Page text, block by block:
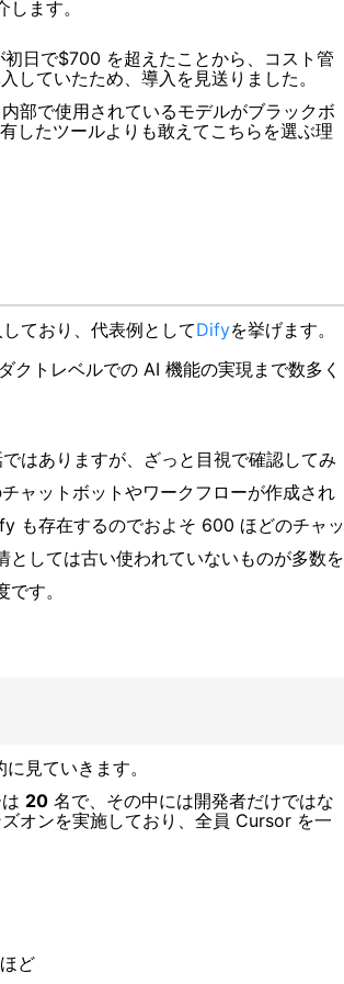
ます。
初日で$700 を超えたことから、コスト管
ていたため、導入を見送りました。
部で使用されているモデルがブラックボ
したツールよりも敢えてこちらを選ぶ理
ており、代表例としてDifyを挙げます。
トレベルでの AI 機能の実現まで数多く
はありますが、ざっと目視で確認してみ
ャットボットやワークフローが作成され
も存在するのでおよそ 600 ほどのチャッ
としては古い使われていないものが多数を
す。
見ていきます。
20 名で、その中には開発者だけではな
オンを実施しており、全員 Cursor を一
ど